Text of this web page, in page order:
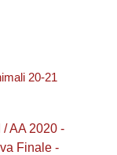
20-21
AA 2020 -
Finale -